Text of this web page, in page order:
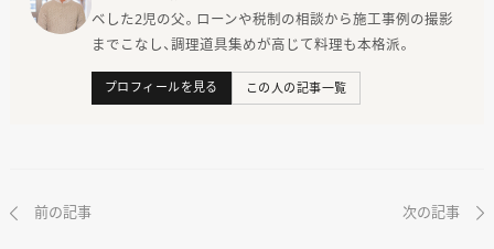
ベした2児の父。ローンや税制の相談から施工事例の撮影
までこなし、調理道具集めが高じて料理も本格派。
プロフィールを見る この人の記事一覧
前の記事 次の記事